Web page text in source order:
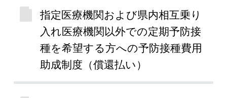
指定医療機関および県内相互乗り
入れ医療機関以外での定期予防接
種を希望する方への予防接種費用
助成制度（償還払い）